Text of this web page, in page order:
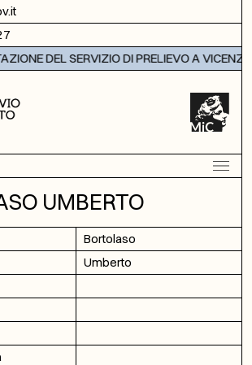
DEL SERVIZIO DI PRELIEVO A VICENZA
UMBERTO
Bortolaso
Umberto